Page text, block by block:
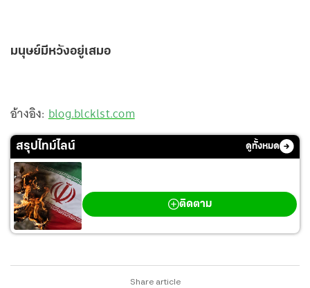
มนุษย์มีหวังอยู่เสมอ
อ้างอิง:blog.blcklst.com
สรุปไทม์ไลน์ ดูทั้งหมด
ติดตาม
Share article